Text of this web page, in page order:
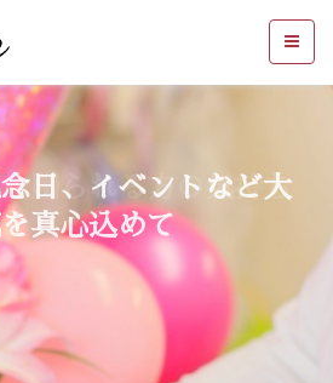
日、イベントなど大
真心込めて